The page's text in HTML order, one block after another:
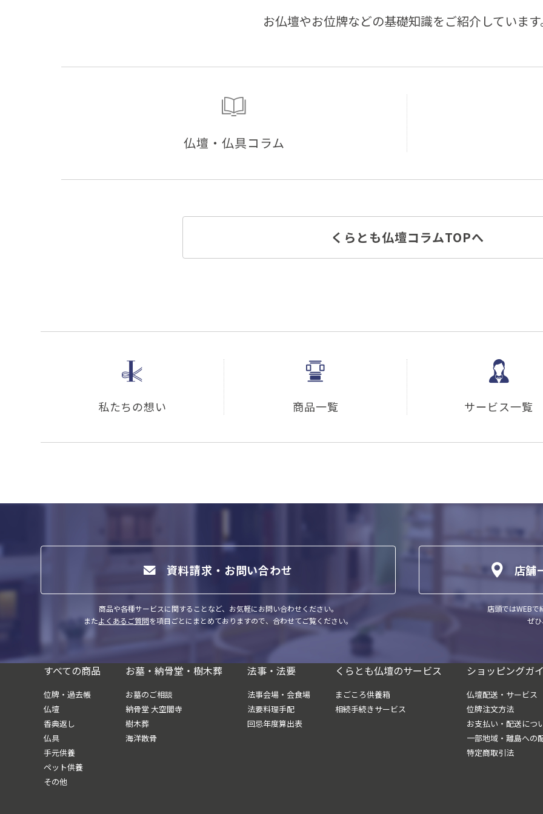
お仏壇やお位牌などの基礎知識をご紹介していま
仏壇・仏具コラム
くらとも仏壇コラムTOPへ
私たちの想い 商品一覧 サービス一覧
資料請求・お問い合わせ
商品や各種サービスに関することなど、お気軽にお問い合わせください。
またよくあるご質問を項目ごとにまとめておりますので、合わせてご覧ください。
店舗
店頭ではWEBで
ぜ
すべての商品
位牌・過去帳
仏壇
香典返し
仏具
手元供養
ペット供養
その他
お墓・納骨堂・樹木葬
お墓のご相談
納骨堂 大空閣寺
樹木葬
海洋散骨
法事・法要
法事会場・会食場
法要料理手配
回忌年度算出表
くらとも仏壇のサービス
まごころ供養箱
相続手続きサービス
ショッピングガ
仏壇配送・サービス
位牌注文方法
お支払い・配送につ
一部地域・離島への
特定商取引法